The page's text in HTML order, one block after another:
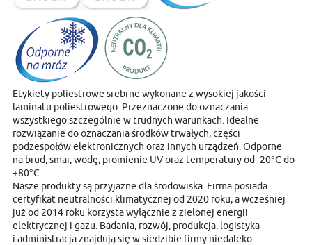
Etykiety poliestrowe srebrne wykonane z wysokiej jakości
laminatu poliestrowego. Przeznaczone do oznaczania
wszystkiego szczególnie w trudnych warunkach. Idealne
rozwiązanie do oznaczania środków trwałych, części
podzespołów elektronicznych oraz innych urządzeń. Odporne
na brud, smar, wodę, promienie UV oraz temperatury od -20°C do
+80°C.
Nasze produkty są przyjazne dla środowiska. Firma posiada
certyfikat neutralności klimatycznej od 2020 roku, a wcześniej
już od 2014 roku korzysta wyłącznie z zielonej energii
elektrycznej i gazu. Badania, rozwój, produkcja, logistyka
i administracja znajdują się w siedzibie firmy niedaleko